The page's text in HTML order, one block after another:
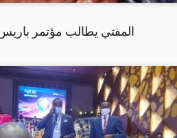
المفتي يطالب مؤتمر